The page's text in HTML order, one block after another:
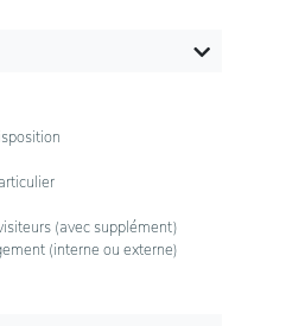
(avec supplément)
(interne ou externe)